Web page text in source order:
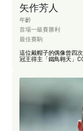
矢作芳人
年齡
首場一級賽勝利
最佳賽駒
這位戴帽子的偶像曾四
冠王得主「鐵鳥翱天」